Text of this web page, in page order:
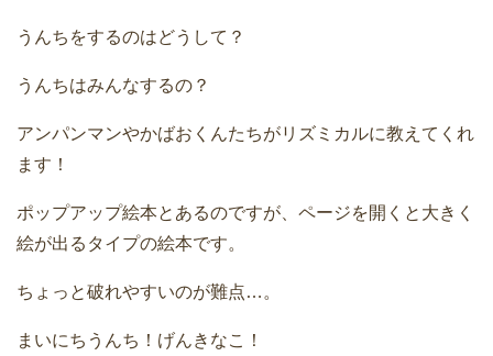
うんちをするのはどうして？
うんちはみんなするの？
アンパンマンやかばおくんたちがリズミカルに教えてくれ
ます！
ポップアップ絵本とあるのですが、ページを開くと大きく
絵が出るタイプの絵本です。
ちょっと破れやすいのが難点…。
まいにちうんち！げんきなこ！